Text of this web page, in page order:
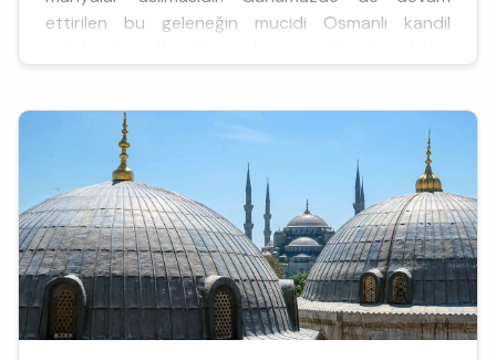
ettirilen bu geleneğin mucidi Osmanlı kandil
yaptırdığı iki, dört, altı minareli selâtin cam...